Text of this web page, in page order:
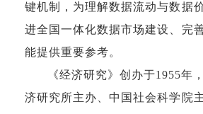
键机制，为理解数据流动与数据
进全国一体化数据市场建设、完
能提供重要参考。
《经济研究》创办于1955
济研究所主办、中国社会科学院